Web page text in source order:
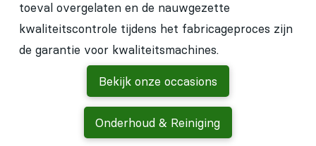
toeval overgelaten en de nauwgezette
kwaliteitscontrole tijdens het fabricageproces zijn
de garantie voor kwaliteitsmachines.
Bekijk onze occasions
Onderhoud & Reiniging